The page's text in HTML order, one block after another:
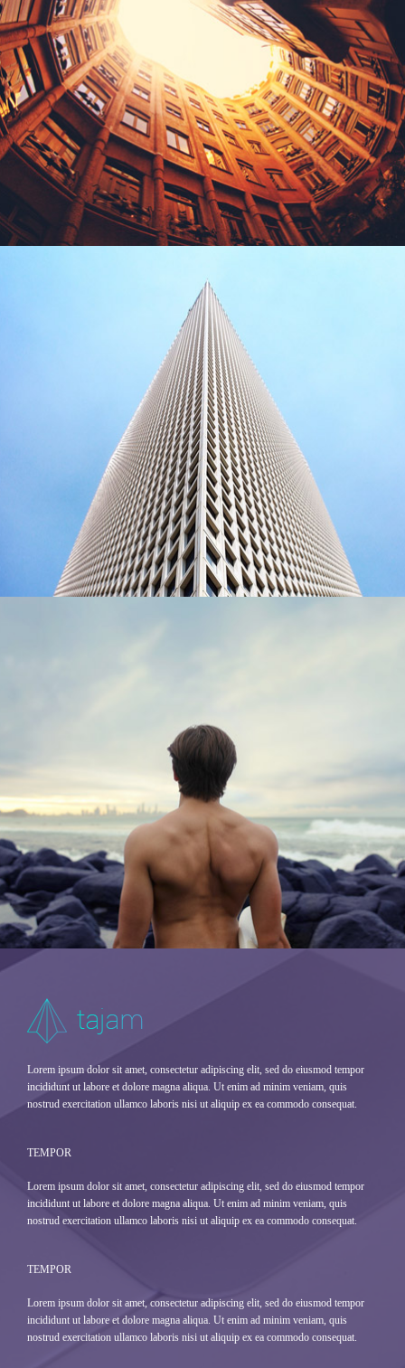
Lorem ipsum dolor sit amet, consectetur adipiscing elit, sed do eiusmod tempor
incididunt ut labore et dolore magna aliqua. Ut enim ad minim veniam, quis
nostrud exercitation ullamco laboris nisi ut aliquip ex ea commodo consequat.
TEMPOR
Lorem ipsum dolor sit amet, consectetur adipiscing elit, sed do eiusmod tempor
incididunt ut labore et dolore magna aliqua. Ut enim ad minim veniam, quis
nostrud exercitation ullamco laboris nisi ut aliquip ex ea commodo consequat.
TEMPOR
Lorem ipsum dolor sit amet, consectetur adipiscing elit, sed do eiusmod tempor
incididunt ut labore et dolore magna aliqua. Ut enim ad minim veniam, quis
nostrud exercitation ullamco laboris nisi ut aliquip ex ea commodo consequat.